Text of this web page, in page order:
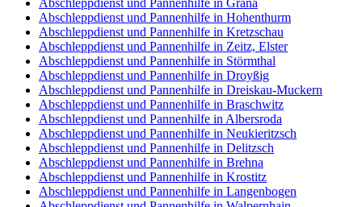
Abschleppdienst und Pannenhilfe in Grana
Abschleppdienst und Pannenhilfe in Hohenthurm
Abschleppdienst und Pannenhilfe in Kretzschau
Abschleppdienst und Pannenhilfe in Zeitz, Elster
Abschleppdienst und Pannenhilfe in Störmthal
Abschleppdienst und Pannenhilfe in Droyßig
Abschleppdienst und Pannenhilfe in Dreiskau-Muckern
Abschleppdienst und Pannenhilfe in Braschwitz
Abschleppdienst und Pannenhilfe in Albersroda
Abschleppdienst und Pannenhilfe in Neukieritzsch
Abschleppdienst und Pannenhilfe in Delitzsch
Abschleppdienst und Pannenhilfe in Brehna
Abschleppdienst und Pannenhilfe in Krostitz
Abschleppdienst und Pannenhilfe in Langenbogen